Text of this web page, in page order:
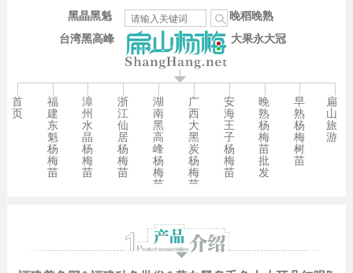
台湾黑高峰
晚稻晚熟
大果永大冠
黑晶黑魁
首
页
福
建
东
魁
杨
梅
苗
漳
州
水
晶
杨
梅
苗
浙
江
仙
居
杨
梅
苗
湖
南
黑
高
峰
杨
梅
苗
广
西
大
黑
炭
杨
梅
苗
安
海
王
子
杨
梅
苗
晚
熟
杨
梅
苗
批
发
早
熟
杨
梅
树
苗
扁
山
旅
游